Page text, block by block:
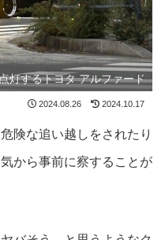
灯するトヨタ アルファード
2024.08.26 2024.10.17
険な追い越しをされたり
から事前に察することが